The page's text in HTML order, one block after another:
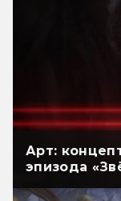
Арт:
эпизода